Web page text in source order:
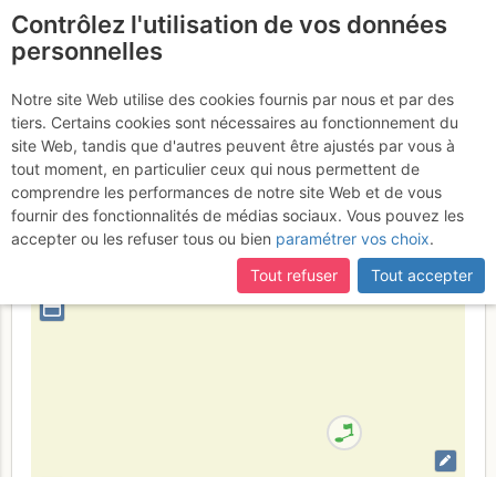
Via Ferrata Krokodil
Suisse Uri Alpes Uranaises
+
–
Contrôlez l'utilisation de vos données
personnelles
Notre site Web utilise des cookies fournis par nous et par des
tiers. Certains cookies sont nécessaires au fonctionnement du
site Web, tandis que d'autres peuvent être ajustés par vous à
tout moment, en particulier ceux qui nous permettent de
comprendre les performances de notre site Web et de vous
fournir des fonctionnalités de médias sociaux. Vous pouvez les
accepter ou les refuser tous ou bien paramétrer vos choix.
Tout refuser
Tout accepter